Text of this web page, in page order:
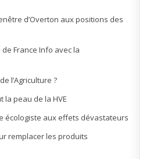
d’Overton aux positions des
France Info avec la
l’Agriculture ?
la peau de la HVE
écologiste aux effets dévastateurs
remplacer les produits